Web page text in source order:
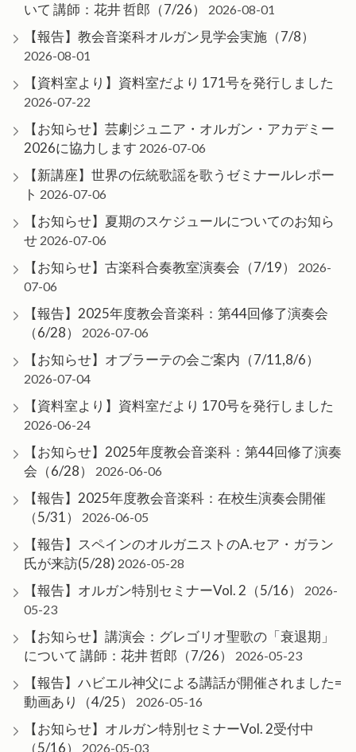
いて 講師：花井 哲郎（7/26）
2026-08-01
【報告】教会音楽科オルガン見学会実施（7/8）
2026-08-01
【資料室より】資料室だより 171号を発行しました
2026-07-22
【お知らせ】芸劇ジュニア・オルガン・アカデミー
2026に協力します 2026-07-06
【新講座】世界の伝統歌謡を歌うゼミナールレポー
ト 2026-07-06
【お知らせ】夏期のスケジュールについてのお知ら
せ 2026-07-06
【お知らせ】古楽科合奏教室演奏会（7/19）
2026-
07-06
【報告】2025年度教会音楽科：第44回修了演奏会
（6/28）
2026-07-06
【お知らせ】オブラーテの会ご案内（7/11,8/6）
2026-07-04
【資料室より】資料室だより 170号を発行しました
2026-06-24
【お知らせ】2025年度教会音楽科：第44回修了演奏
会（6/28）
2026-06-06
【報告】2025年度教会音楽科：在校生演奏会開催
（5/31）
2026-06-05
【報告】スペインのオルガニストのA.セア・ガラン
氏が来訪(5/28) 2026-05-28
【報告】オルガン特別セミナーVol. 2（5/16）
2026-
05-23
【お知らせ】講演会：グレゴリオ聖歌の「衰退期」
について 講師：花井 哲郎（7/26）
2026-05-23
【報告】ハビエル神父による講話が開催されました=
動画あり（4/25）
2026-05-16
【お知らせ】オルガン特別セミナーVol. 2受付中
（5/16）
2026-05-03